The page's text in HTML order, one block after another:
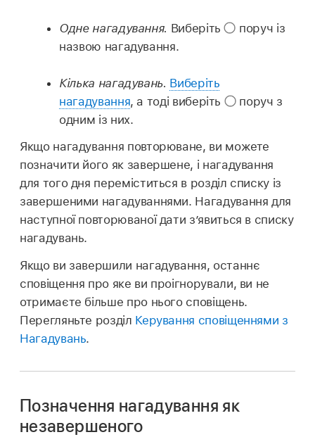
Одне нагадування. Виберіть
поруч із
назвою нагадування.
Кілька нагадувань. Виберіть
нагадування, а тоді виберіть
поруч з
одним із них.
Якщо нагадування повторюване, ви можете
позначити його як завершене, і нагадування
для того дня переміститься в розділ списку із
завершеними нагадуваннями. Нагадування для
наступної повторюваної дати з’явиться в списку
нагадувань.
Якщо ви завершили нагадування, останнє
сповіщення про яке ви проігнорували, ви не
отримаєте більше про нього сповіщень.
Перегляньте розділ Керування сповіщеннями з
Нагадувань.
Позначення нагадування як
незавершеного